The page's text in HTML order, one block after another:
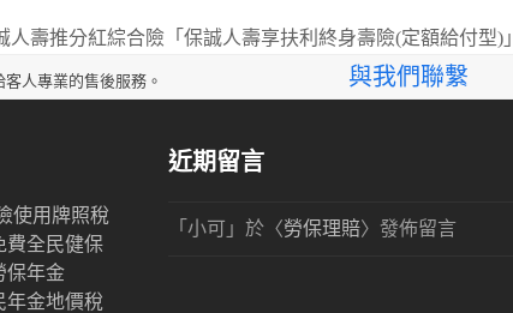
人壽推分紅綜合險「保誠人壽享扶利終身壽險(定額給付型)」
人專業的售後服務。 與我們聯繫
使用牌照稅
費全民健保
保年金
年金地價稅
近期留言
「小可 」於〈勞保理賠〉發佈留言